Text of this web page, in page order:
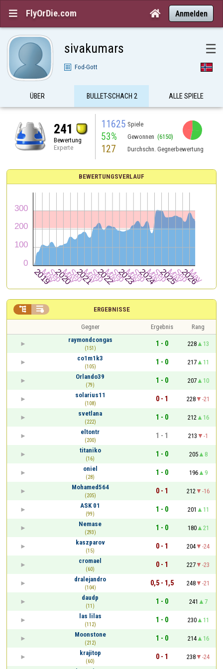
 FlyOrDie.com  Anmelden
sivakumars ☰
Fod-Gott
ÜBER BULLET-SCHACH 2 ALLE SPIELE
241
Bewertung
Experte
11625 Spiele
53% Gewonnen (6150)
127 Durchschn. Gegnerbewertung
BEWERTUNGSVERLAUF
ERGEBNISSE
 
Gegner Ergebnis
Rang
raymondcongas
(151)
1 - 0 228
13
co1m1k3
(105)
1 - 0 217
11
Orlando39
(79)
1 - 0 207
10
solarius11
(108)
0 - 1 228
-21
svetlana
(222)
1 - 0 212
16
eltontr
(200)
1 - 1 213
-1
titaniko
(16)
1 - 0 205
8
oniel
(28)
1 - 0 196
9
Mohamed564
(205)
0 - 1 212
-16
ASK 01
(99)
1 - 0 201
11
Nemase
(293)
1 - 0 180
21
kaszparov
(15)
0 - 1 204
-24
cromael
(60)
0 - 1 227
-23
dralejandro
(104)
0,5 - 1,5 248
-21
daudp
(11)
1 - 0 241
7
las lilas
(112)
1 - 0 230
11
Moonstone
(212)
1 - 0 214
16
krajitop
(60)
0 - 1 238
-24